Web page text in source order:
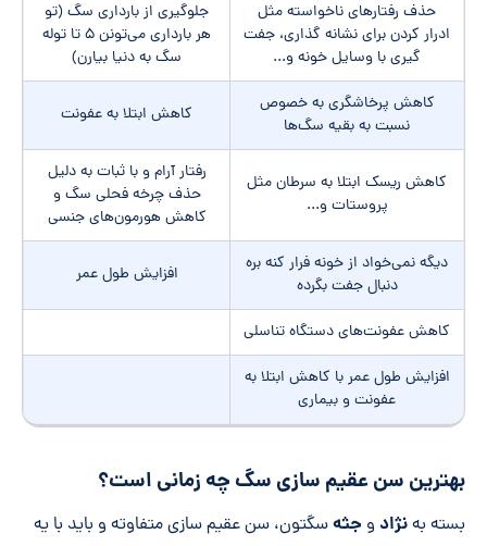
حذف رفتارهای ناخواسته مثل
ادرار کردن برای نشانه گذاری، جفت
گیری با وسایل خونه و...
جلوگیری از بارداری سگ (تو
هر بارداری می‌تونن ۵ تا توله
سگ به دنیا بیارن)
کاهش پرخاشگری به خصوص
نسبت به بقیه سگ‌ها
کاهش ابتلا به عفونت
کاهش ریسک ابتلا به سرطان مثل
پروستات و...
رفتار آرام و با ثبات به دلیل
حذف چرخه فحلی سگ و
کاهش هورمون‌های جنسی
دیگه نمی‌خواد از خونه فرار کنه بره
دنبال جفت بگرده
افزایش طول عمر
کاهش عفونت‌های دستگاه تناسلی
افزایش طول عمر با کاهش ابتلا به
عفونت و بیماری
بهترین سن عقیم سازی سگ چه زمانی است؟
بسته بهنژاد و جثهسگتون، سن عقیم سازی متفاوته و باید با یه